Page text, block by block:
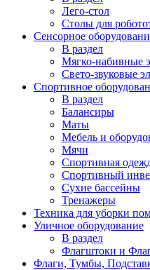
Лего-стол
Столы для
Сенсорное
В раздел
Мягко-набивные
Свето-звуковые
Спортивное
В раздел
Балансиры
Маты
Мебель и
Мячи
Спортивная
Спортивный
Сухие бассейны
Тренажеры
Техника для уборки
Уличное оборудование
В раздел
Флагштоки и
Флаги, Тумбы,